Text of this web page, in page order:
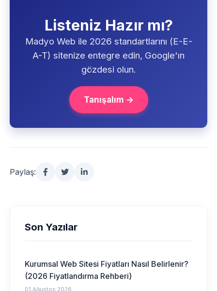
Listeniz Hazır mı?
Madyo Web ile 2026 standartlarını (E-E-
A-T) sitenize entegre edin, Google'ın
gözdesi olun.
Tanışalım →
Paylaş:
Son Yazılar
Kurumsal Web Sitesi Fiyatları Nasıl Belirlenir?
(2026 Fiyatlandırma Rehberi)
01 Ağustos 2026